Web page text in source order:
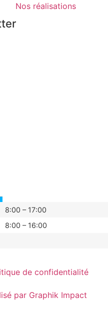
Nos réalisations
8:00 – 17:00
8:00 – 16:00
de confidentialité
par Graphik Impact